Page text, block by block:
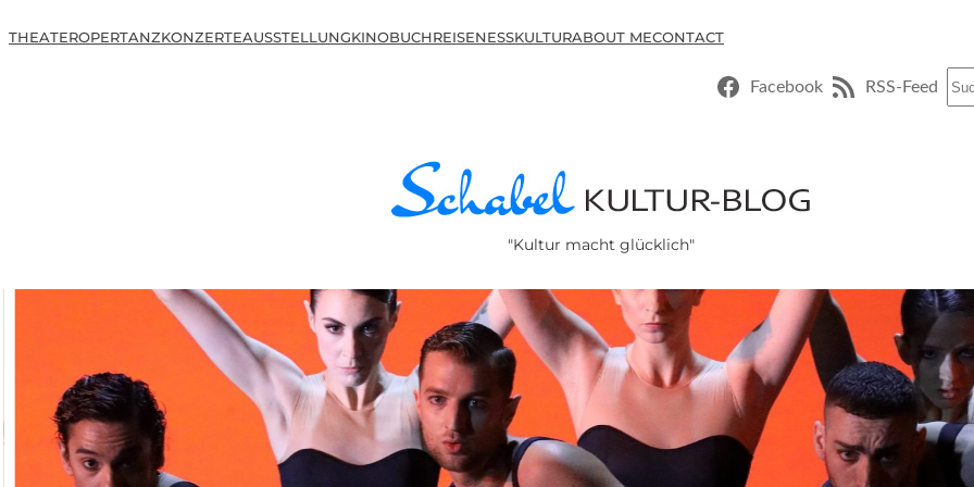
THEATEROPERTANZKONZERTEAUSSTELLUNGKINOBUCHREISENESSKULTURABOUT MECONTACT
Facebook RSS-Feed
"Kultur macht glücklich"